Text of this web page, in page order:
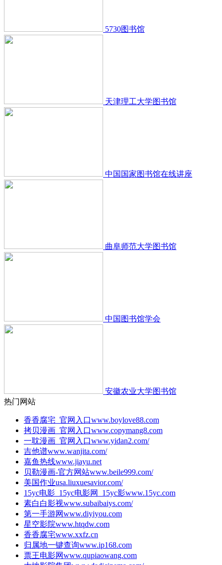
5730图书馆
天津理工大学图书馆
中国国家图书馆在线讲座
曲阜师范大学图书馆
中国图书馆学会
安徽农业大学图书馆
热门网站
香香腐宅_官网入口www.boylove88.com
拷贝漫画_官网入口www.copymang8.com
一耽漫画_官网入口www.yidan2.com/
吉他谱www.wanjita.com/
嘉鱼热线www.jiayu.net
贝勒漫画-官方网站www.beile999.com/
美国作业usa.liuxuesavior.com/
15yc电影_15yc电影网_15yc影www.15yc.com
素白白影视www.subaibaiys.com/
第一手游网www.diyiyou.com
星空影院www.htqdw.com
香香腐宅www.xxfz.cn
归属地一键查询www.ip168.com
票王电影网www.qupiaowang.com